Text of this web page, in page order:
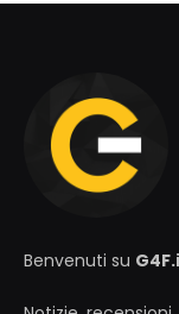
Benvenuti su